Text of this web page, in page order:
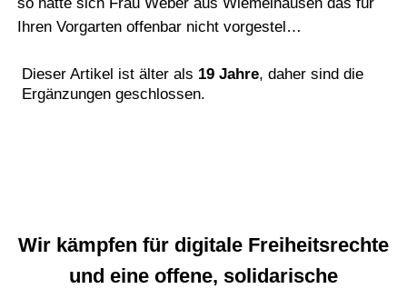
so hatte sich Frau Weber aus Wiemelhausen das für
Ihren Vorgarten offenbar nicht vorgestel…
Dieser Artikel ist älter als 19 Jahre, daher sind die
Ergänzungen geschlossen.
Wir kämpfen für digitale Freiheitsrechte
und eine offene, solidarische